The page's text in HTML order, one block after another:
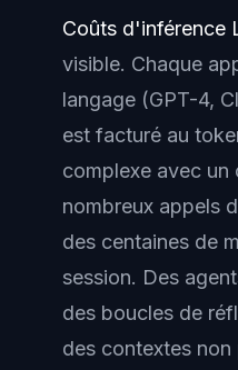
Coûts d'inférence
visible. Chaque
langage (GPT-4,
est facturé au
complexe avec
nombreux appels
des centaines de
session. Des
des boucles de
des contextes